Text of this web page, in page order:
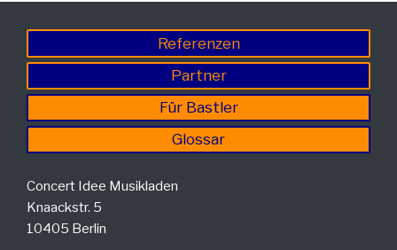
Referenzen
Partner
Für Bastler
Glossar
Concert Idee Musikladen
Knaackstr. 5
10405 Berlin